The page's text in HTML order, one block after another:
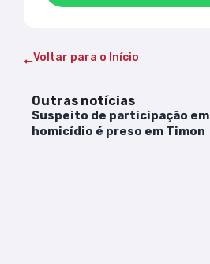
Voltar para o Início
Outras notícias
Suspeito de participação em
homicídio é preso em Timon